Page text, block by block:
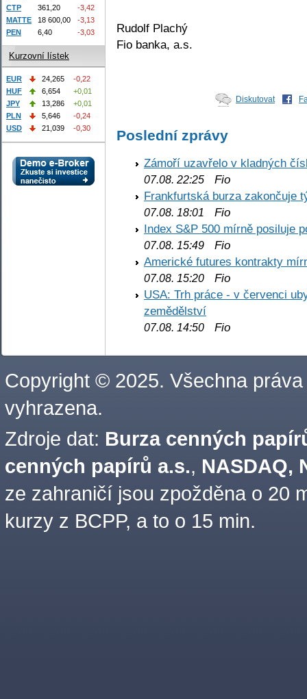
Rudolf Plachý
Fio banka, a.s.
Diskutovat
Poslední zprávy
Zámoří uzavřelo v kladných
07.08. 22:25 Fio
Frankfurtská burza zakončuje
07.08. 18:01
Fio
Index S&P 500 mírně posiluje
07.08. 15:49 Fio
Americké futures kontrakty
07.08. 15:20 Fio
USA: Trh práce - v červenci
zemědělství
07.08. 14:50 Fio
CTP
361,20
-3,42
MATTE
18 600,00
-3,13
PEN
6,40 -3,03
Kurzovní lístek
EUR 24,265
-0,22
HUF
6,654
+0,01
JPY
13,286
+0,01
PLN
5,646
-0,24
USD
21,039 -0,30
Copyright © 2025. Všechna práva
vyhrazena.
Zdroje dat: Burza cenných
cenných papírů a.s., NASDAQ,
ze zahraničí jsou zpožděna o 20
kurzy z BCPP, a to o 15 min.